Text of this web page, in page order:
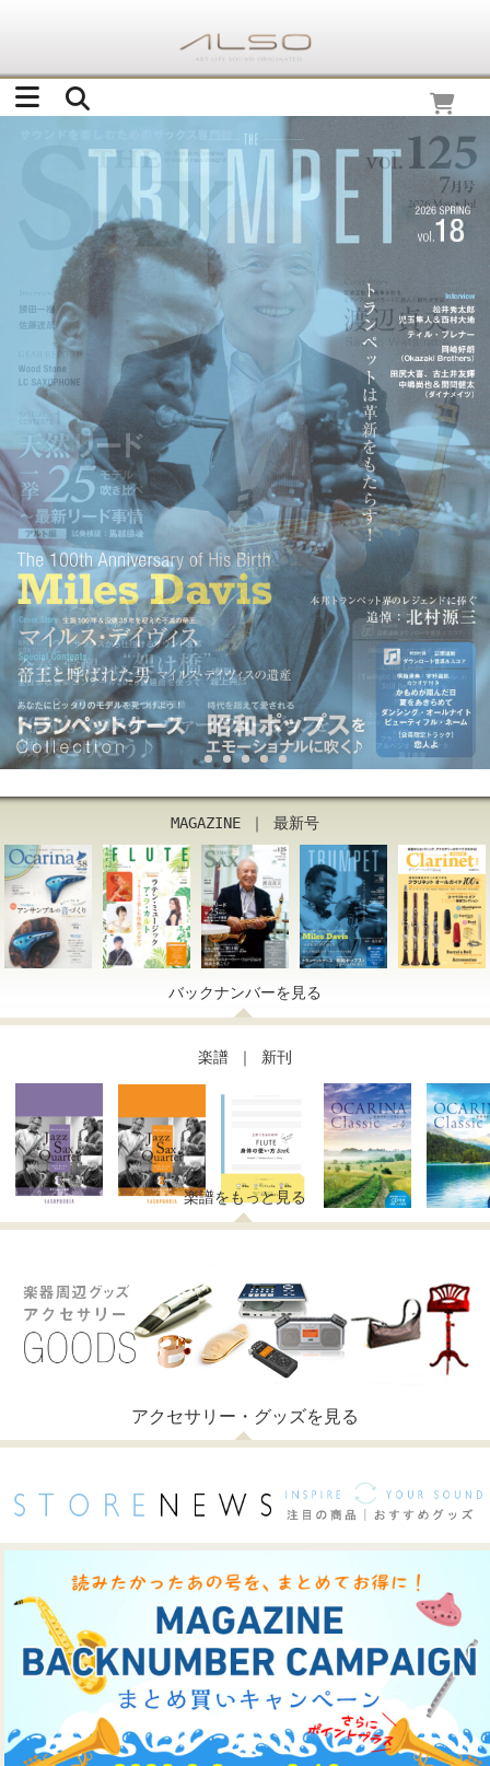
1 2 3 4 5
MAGAZINE ｜ 最新号
バックナンバーを見る
THE SAX │
│ │ Ocarina
楽譜 ｜ 新刊
楽譜をもっと見る
吹奏楽
オカリナ
アクセサリー・グッズを見る
フルート・サックス・クラリネット・トランペット
管楽器：音響改善パーツ
チューナー・メトロノーム │ レコーダー
イヤホン
木製譜面台
音響サポートパーツ │ ケース・バッグ │
お手入れグッズ